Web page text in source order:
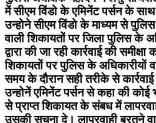
में सीएम विंडो के एमिनेंट पर्सन के
उन्होने सीएम विंडो के माध्यम से
वाली शिकायतों पर जिला पुलिस के
द्वारा की जा रही कार्रवाई की
शिकायतों पर पुलिस के अधिकारीयों व
समय के दौरान सही तरीके से
उन्होनें एमिनेंट पर्सन से कहा की कोई
से प्राप्त शिकायत के संबध में
उसकी सूचना दे। लापरवाही बरतने